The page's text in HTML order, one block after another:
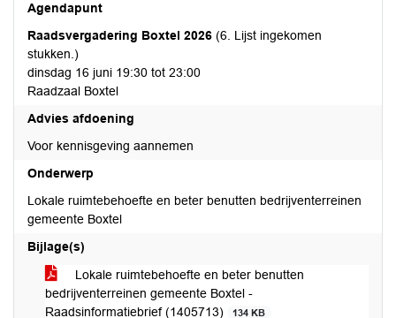
Agendapunt
Raadsvergadering Boxtel 2026 (6. Lijst ingekomen
stukken.)
dinsdag 16 juni 19:30 tot 23:00
Raadzaal Boxtel
Advies afdoening
Voor kennisgeving aannemen
Onderwerp
Lokale ruimtebehoefte en beter benutten bedrijventerreinen
gemeente Boxtel
Bijlage(s)
Lokale ruimtebehoefte en beter benutten
bedrijventerreinen gemeente Boxtel -
Raadsinformatiebrief (1405713)
134 KB